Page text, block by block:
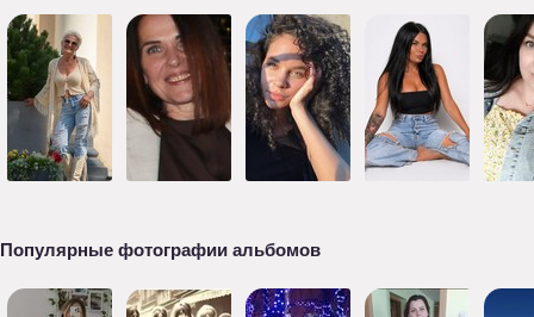
Популярные фотографии альбомов